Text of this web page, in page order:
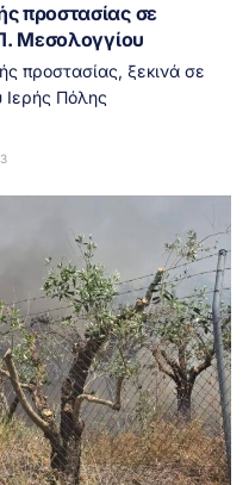
προστασίας σε
Μεσολογγίου
προστασίας, ξεκινά σε
Ιερής Πόλης